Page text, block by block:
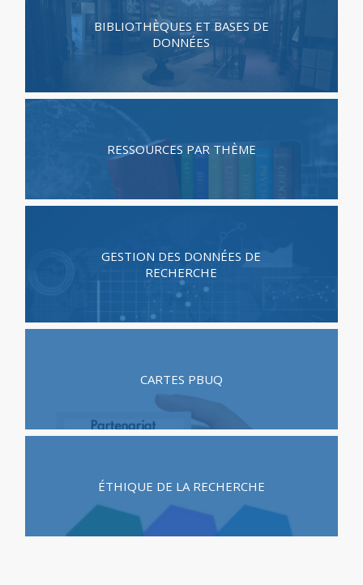
BIBLIOTHÈQUES ET BASES DE
DONNÉES
RESSOURCES PAR THÈME
GESTION DES DONNÉES DE
RECHERCHE
CARTES PBUQ
ÉTHIQUE DE LA RECHERCHE